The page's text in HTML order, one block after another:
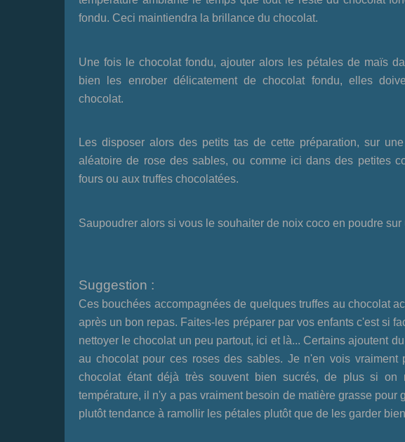
fondu. Ceci maintiendra la brillance du chocolat.
Une fois le chocolat fondu, ajouter alors les pétales de maïs
bien les enrober délicatement de chocolat fondu, elles
chocolat.
Les disposer alors des petits tas de cette préparation, sur
aléatoire de rose des sables, ou comme ici dans des petites
fours ou aux truffes chocolatées.
Saupoudrer alors si vous le souhaiter de noix coco en poudre
Suggestion :
Ces bouchées accompagnées de quelques truffes au chocolat
après un bon repas. Faites-les préparer par vos enfants c'est si
nettoyer le chocolat un peu partout, ici et là... Certains ajoutent
au chocolat pour ces roses des sables. Je n'en vois
chocolat étant déjà très souvent bien sucrés, de plus si on
température, il n'y a pas vraiment besoin de matière grasse pour
plutôt tendance à ramollir les pétales plutôt que de les garder